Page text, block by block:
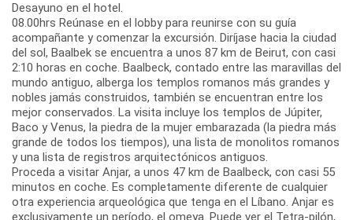
Desayuno en el hotel.
08.00hrs Reúnase en el lobby para reunirse con su guía
acompañante y comenzar la excursión. Diríjase hacia la ciudad
del sol, Baalbek se encuentra a unos 87 km de Beirut, con casi
2:10 horas en coche. Baalbeck, contado entre las maravillas del
mundo antiguo, alberga los templos romanos más grandes y
nobles jamás construidos, también se encuentran entre los
mejor conservados. La visita incluye los templos de Júpiter,
Baco y Venus, la piedra de la mujer embarazada (la piedra más
grande de todos los tiempos), una lista de monolitos romanos
y una lista de registros arquitectónicos antiguos.
Proceda a visitar Anjar, a unos 47 km de Baalbeck, con casi 55
minutos en coche. Es completamente diferente de cualquier
otra experiencia arqueológica que tenga en el Líbano. Anjar es
exclusivamente un período, el omeya. Puede ver el Tetra-pilón,